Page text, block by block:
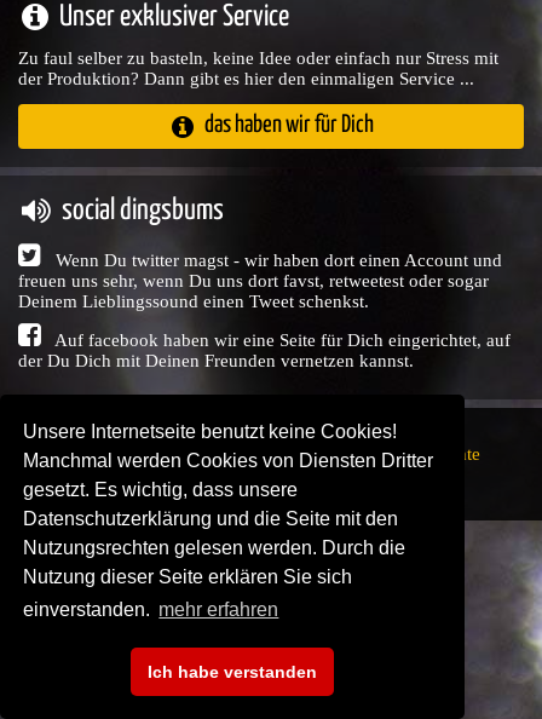
Unsere Internetseite benutzt keine Cookies!
Manchmal werden Cookies von Diensten Dritter
gesetzt. Es wichtig, dass unsere
Datenschutzerklärung und die Seite mit den
Nutzungsrechten gelesen werden. Durch die
Nutzung dieser Seite erklären Sie sich
einverstanden. mehr erfahren
Ich habe verstanden
Unser exklusiver Service
Zu faul selber zu basteln, keine Idee oder einfach nur Stress mit
der Produktion? Dann gibt es hier den einmaligen Service ...
das haben wir für Dich
social dingsbums
Wenn Du twitter magst - wir haben dort einen Account und
freuen uns sehr, wenn Du uns dort favst, retweetest oder sogar
Deinem Lieblingssound einen Tweet schenkst.
Auf facebook haben wir eine Seite für Dich eingerichtet, auf
der Du Dich mit Deinen Freunden vernetzen kannst.
Copyright © Audio Union GbR, 1999 - 2026,Nutzungsrechte
SENDEPLATZ↗